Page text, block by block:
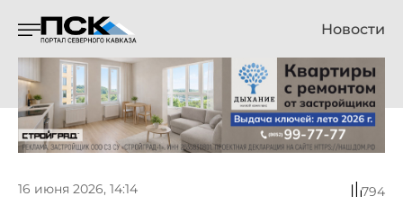
Новости
16 июня 2026, 14:14 794